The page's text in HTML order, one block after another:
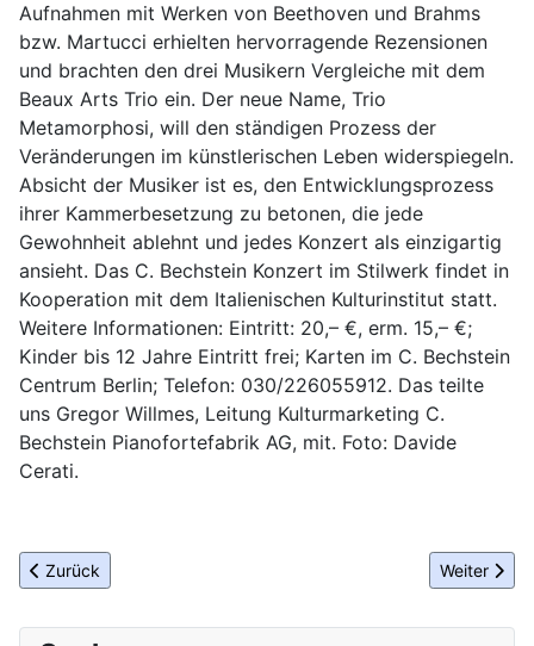
Aufnahmen mit Werken von Beethoven und Brahms
bzw. Martucci erhielten hervorragende Rezensionen
und brachten den drei Musikern Vergleiche mit dem
Beaux Arts Trio ein. Der neue Name, Trio
Metamorphosi, will den ständigen Prozess der
Veränderungen im künstlerischen Leben widerspiegeln.
Absicht der Musiker ist es, den Entwicklungsprozess
ihrer Kammerbesetzung zu betonen, die jede
Gewohnheit ablehnt und jedes Konzert als einzigartig
ansieht. Das C. Bechstein Konzert im Stilwerk findet in
Kooperation mit dem Italienischen Kulturinstitut statt.
Weitere Informationen: Eintritt: 20,– €, erm. 15,– €;
Kinder bis 12 Jahre Eintritt frei; Karten im C. Bechstein
Centrum Berlin; Telefon: 030/226055912. Das teilte
uns Gregor Willmes, Leitung Kulturmarketing C.
Bechstein Pianofortefabrik AG, mit. Foto: Davide
Cerati.
Vorheriger Beitrag: Nachgefragt-Bezirksbürgermeister Balzer
Zurück Nächster
Weiter